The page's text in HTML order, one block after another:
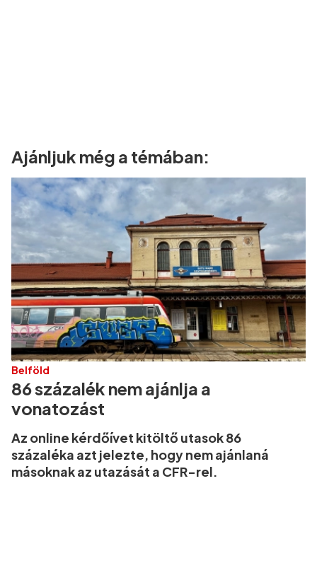
Ajánljuk még a témában:
Belföld
86 százalék nem ajánlja a
vonatozást
Az online kérdőívet kitöltő utasok 86
százaléka azt jelezte, hogy nem ajánlaná
másoknak az utazását a CFR-rel.